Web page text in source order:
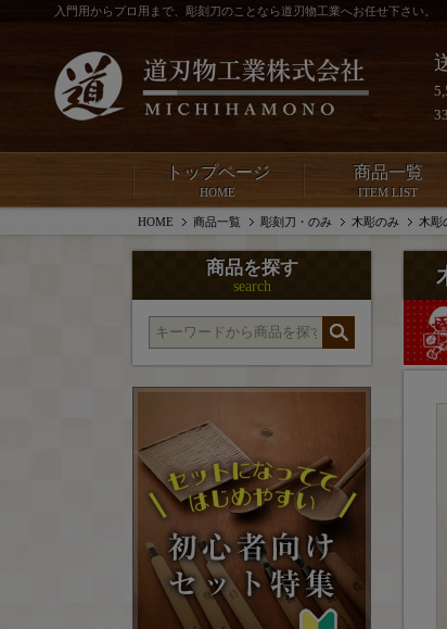
入門用からプロ用まで、彫刻刀のことなら道刃物工業へお任せ下さい。
トップページ
HOME
商品一覧
ITEM LIST
HOME 商品一覧 彫刻刀・のみ 木彫のみ 木彫
商品を探す
search